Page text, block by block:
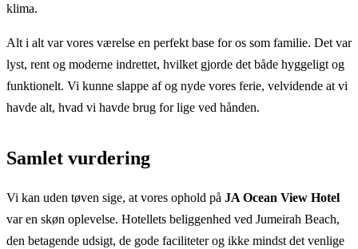
klima.
Alt i alt var vores værelse en perfekt base for os som familie. Det var
lyst, rent og moderne indrettet, hvilket gjorde det både hyggeligt og
funktionelt. Vi kunne slappe af og nyde vores ferie, velvidende at vi
havde alt, hvad vi havde brug for lige ved hånden.
Samlet vurdering
Vi kan uden tøven sige, at vores ophold på JA Ocean View Hotel
var en skøn oplevelse. Hotellets beliggenhed ved Jumeirah Beach,
den betagende udsigt, de gode faciliteter og ikke mindst det venlige